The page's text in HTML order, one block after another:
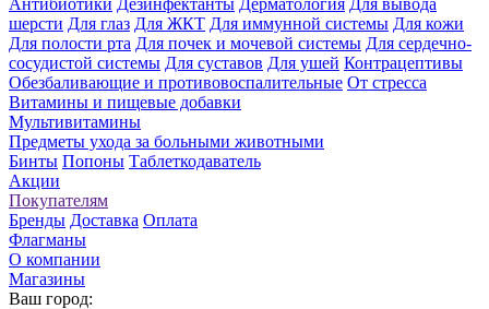
Антибиотики Дезинфектанты Дерматология Для вывода
шерсти Для глаз Для ЖКТ Для иммунной системы Для кожи
Для полости рта Для почек и мочевой системы Для сердечно-
сосудистой системы Для суставов Для ушей Контрацептивы
Обезбаливающие и противовоспалительные От стресса
Витамины и пищевые добавки
Мультивитамины
Предметы ухода за больными животными
Бинты Попоны Таблеткодаватель
Акции
Покупателям
Бренды Доставка Оплата
Флагманы
О компании
Магазины
Ваш город: